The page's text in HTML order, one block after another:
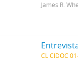
James R.
CL CIDOC